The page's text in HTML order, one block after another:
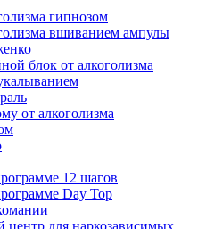
гипнозом
вшиванием ампулы
блок от алкоголизма
от алкоголизма
12 шагов
Day Top
центр для наркозависимых